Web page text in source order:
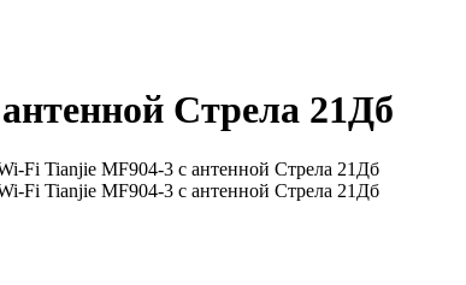
Стрела 21Дб